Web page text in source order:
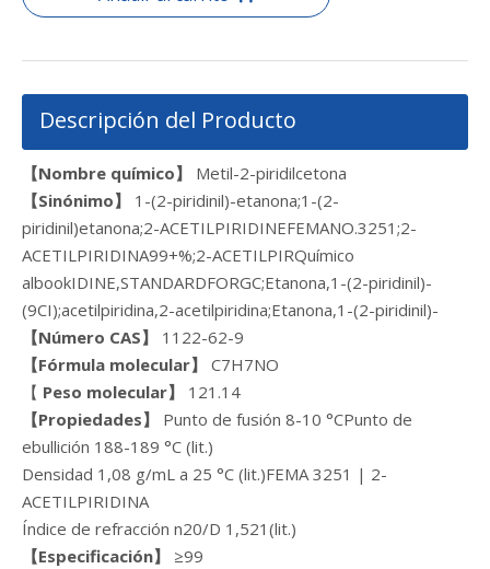
Descripción del Producto
【Nombre químico】 Metil-2-piridilcetona
【Sinónimo】 1-(2-piridinil)-etanona;1-(2-
piridinil)etanona;2-ACETILPIRIDINEFEMANO.3251;2-
ACETILPIRIDINA99+%;2-ACETILPIRQuímico
albookIDINE,STANDARDFORGC;Etanona,1-(2-piridinil)-
(9CI);acetilpiridina,2-acetilpiridina;Etanona,1-(2-piridinil)-
【Número CAS】 1122-62-9
【Fórmula molecular】 C7H7NO
【 Peso molecular】
121.14
【Propiedades】 Punto de fusión 8-10 °CPunto de
ebullición 188-189 °C (lit.)
Densidad 1,08 g/mL a 25 °C (lit.)FEMA 3251 | 2-
ACETILPIRIDINA
Índice de refracción n20/D 1,521(lit.)
【Especificación】 ≥99